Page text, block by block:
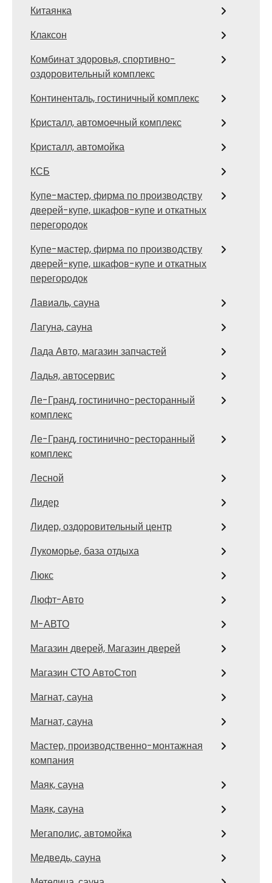
Китаянка
Клаксон
Комбинат здоровья, спортивно-
оздоровительный комплекс
Континенталь, гостиничный комплекс
Кристалл, автомоечный комплекс
Кристалл, автомойка
КСБ
Купе-мастер, фирма по производству
дверей-купе, шкафов-купе и откатных
перегородок
Купе-мастер, фирма по производству
дверей-купе, шкафов-купе и откатных
перегородок
Лавиаль, сауна
Лагуна, сауна
Лада Авто, магазин запчастей
Ладья, автосервис
Ле-Гранд, гостинично-ресторанный
комплекс
Ле-Гранд, гостинично-ресторанный
комплекс
Лесной
Лидер
Лидер, оздоровительный центр
Лукоморье, база отдыха
Люкс
Люфт-Авто
М-АВТО
Магазин дверей, Магазин дверей
Магазин СТО АвтоСтоп
Магнат, сауна
Магнат, сауна
Мастер, производственно-монтажная
компания
Маяк, сауна
Маяк, сауна
Мегаполис, автомойка
Медведь, сауна